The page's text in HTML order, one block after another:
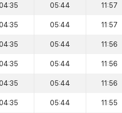
05:44 11:57
05:44 11:57
05:44 11:56
05:44 11:56
05:44 11:56
05:44 11:55